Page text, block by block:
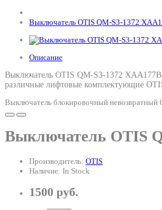
Выключатель OTIS QM-S3-1372
Описание
Выключатель OTIS QM-S3-1372
различные лифтовые комплектующие
Выключатель блокировочный невозвратный
Выключатель OTIS
Производитель: OTIS
Наличие: In Stock
1500 руб.